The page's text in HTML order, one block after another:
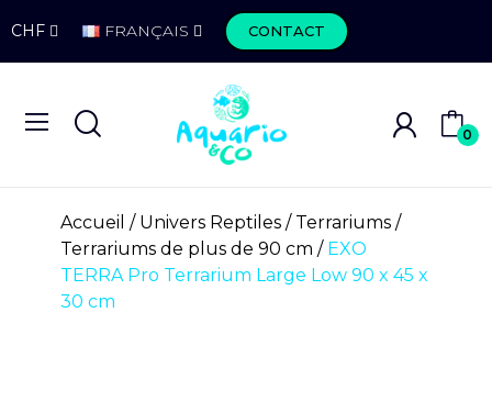
CHF FRANÇAIS CONTACT
0
Accueil Univers Reptiles
Terrariums
Terrariums de plus de 90 cm
EXO
TERRA Pro Terrarium Large Low 90 x 45 x
30 cm